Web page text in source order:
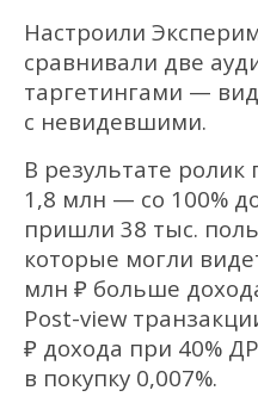
Настроили
сравнивали две
таргетингами —
с невидевшими.
В результате
1,8 млн — со 100%
пришли 38 тыс.
которые могли
млн ₽ больше
Post-view
₽ дохода при 40%
в покупку 0,007%.